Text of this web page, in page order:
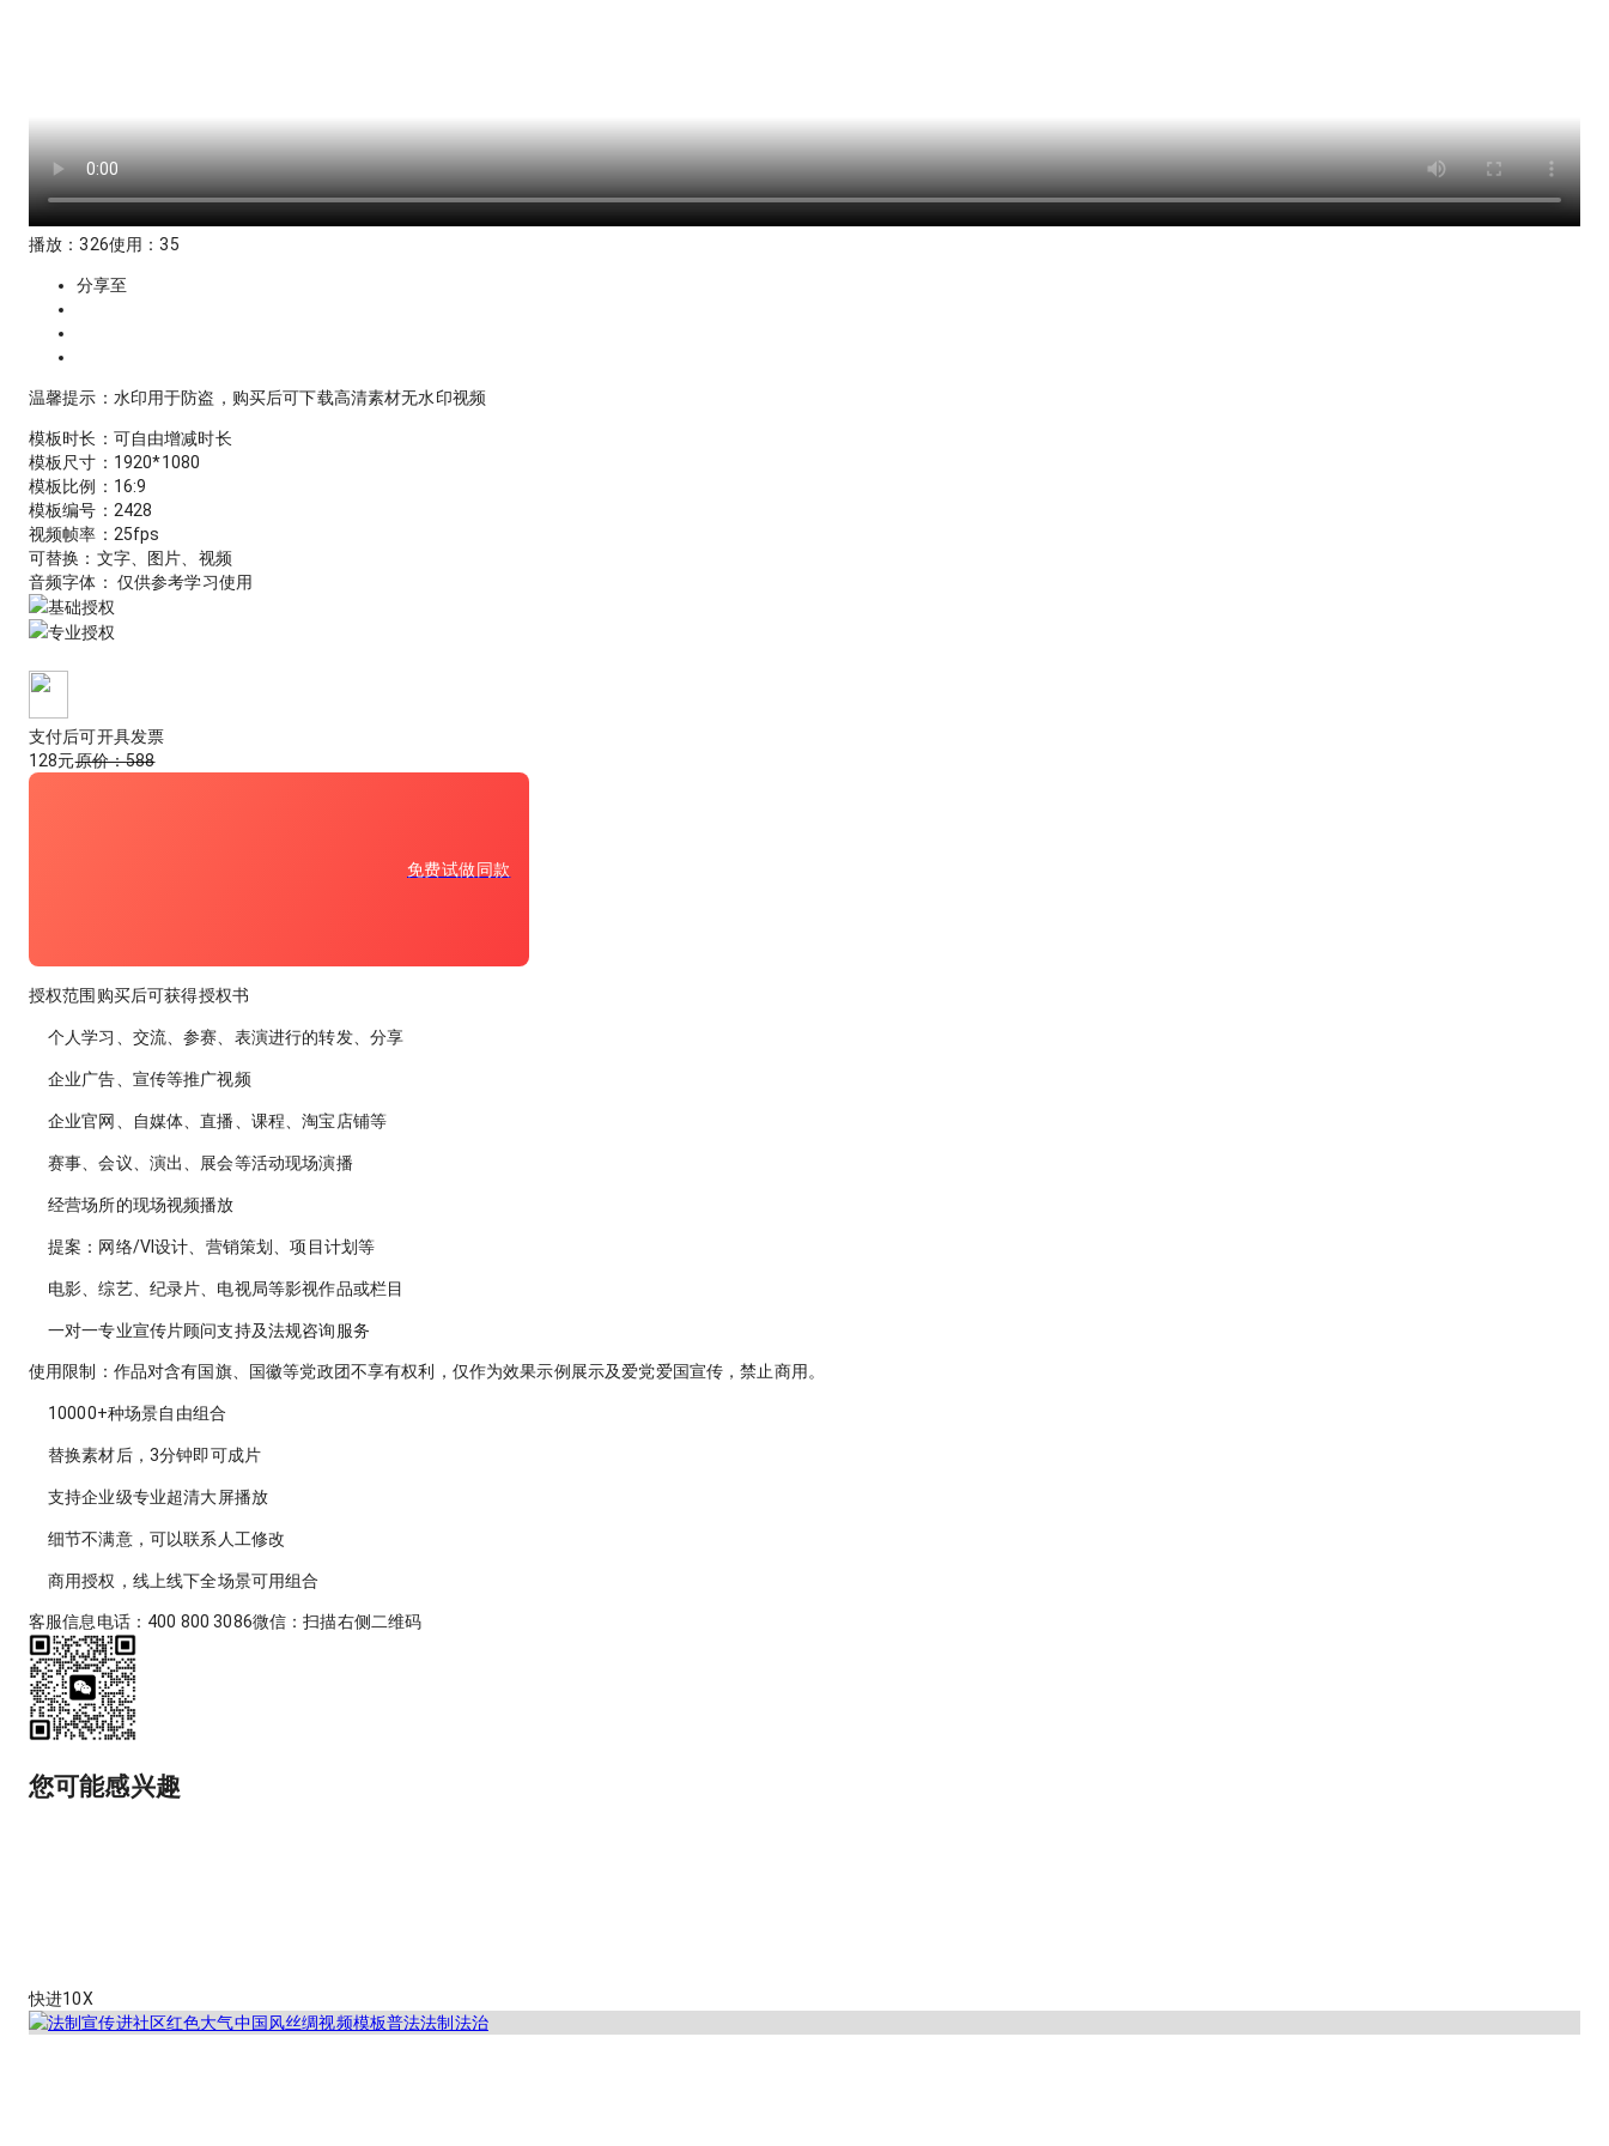
播放：326使用：35
分享至
温馨提示：水印用于防盗，购买后可下载高清素材无水印视频
模板时长： 可自由增减时长
模板尺寸： 1920*1080
模板比例： 16:9
模板编号： 2428
视频帧率： 25fps
可替换： 文字、图片、视频
音频字体： 仅供参考学习使用
基础授权
专业授权
支付后可开具发票
128元原价：588
免费试做同款
授权范围 购买后可获得授权书
个人学习、交流、参赛、表演进行的转发、分享
企业广告、宣传等推广视频
企业官网、自媒体、直播、课程、淘宝店铺等
赛事、会议、演出、展会等活动现场演播
经营场所的现场视频播放
提案：网络/VI设计、营销策划、项目计划等
电影、综艺、纪录片、电视局等影视作品或栏目
一对一专业宣传片顾问支持及法规咨询服务
使用限制：作品对含有国旗、国徽等党政团不享有权利，仅作为效果示例展示及爱党爱国宣传，禁止商用。
10000+种场景自由组合
替换素材后， 3分钟即可成片
支持企业级专业超清大屏播放
细节不满意，可以联系人工修改
商用授权 ，线上线下全场景可用组合
客服信息电话：400 800 3086微信：扫描右侧二维码
您可能感兴趣
快进10X